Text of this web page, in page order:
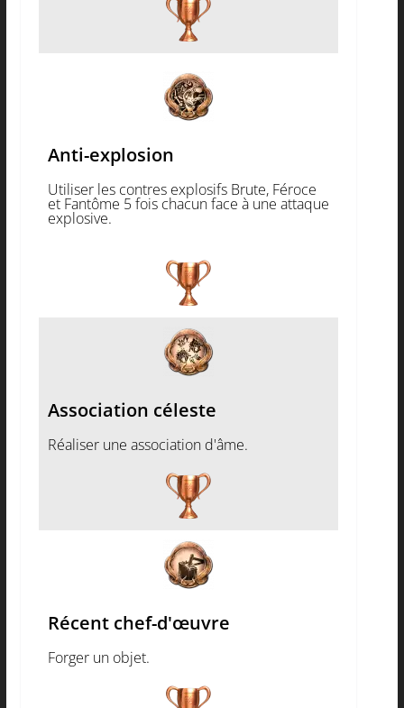
Anti-explosion
Utiliser les contres explosifs Brute, Féroce
et Fantôme 5 fois chacun face à une attaque
explosive.
Association céleste
Réaliser une association d'âme.
Récent chef-d'œuvre
Forger un objet.